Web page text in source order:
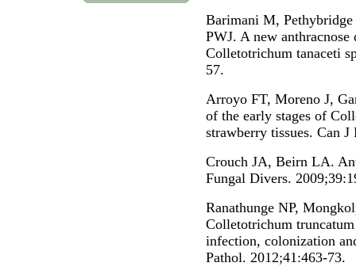
Barimani M,
PWJ. A new anthracnose
Colletotrichum tanaceti
57.
Arroyo FT, Moreno J,
of the early stages of
strawberry tissues. Can
Crouch JA, Beirn LA.
Fungal Divers.
Ranathunge NP,
Colletotrichum
infection, colonization
Pathol. 2012;41:463-73.